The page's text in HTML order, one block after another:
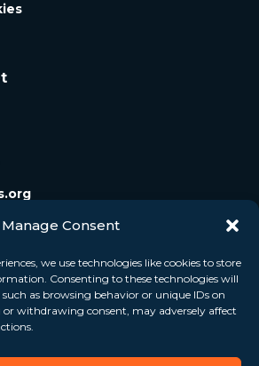
Manage Consent
we use technologies like cookies to store
Consenting to these technologies will
as browsing behavior or unique IDs on
or withdrawing consent, may adversely affect
Suivez-nous